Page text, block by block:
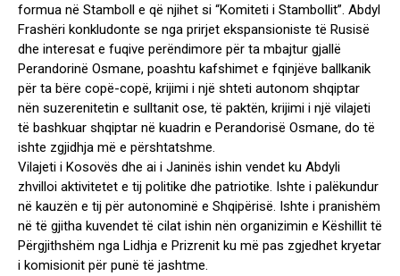
formua në Stamboll e që njihet si “Komiteti i Stambollit”. Abdyl
Frashëri konkludonte se nga prirjet ekspansioniste të Rusisë
dhe interesat e fuqive perëndimore për ta mbajtur gjallë
Perandorinë Osmane, poashtu kafshimet e fqinjëve ballkanik
për ta bëre copë-copë, krijimi i një shteti autonom shqiptar
nën suzerenitetin e sulltanit ose, të paktën, krijimi i një vilajeti
të bashkuar shqiptar në kuadrin e Perandorisë Osmane, do të
ishte zgjidhja më e përshtatshme.
Vilajeti i Kosovës dhe ai i Janinës ishin vendet ku Abdyli
zhvilloi aktivitetet e tij politike dhe patriotike. Ishte i palëkundur
në kauzën e tij për autonominë e Shqipërisë. Ishte i pranishëm
në të gjitha kuvendet të cilat ishin nën organizimin e Këshillit të
Përgjithshëm nga Lidhja e Prizrenit ku më pas zgjedhet kryetar
i komisionit për punë të jashtme.